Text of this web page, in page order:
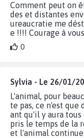
Comment peut on
des et distantes
ureaucratie me
e !!!! Courage à
0
Sylvia - Le 26/01/
L'animal, pour
te pas, ce n'est
ant qu'il y aura
pris le temps de la
et l'animal